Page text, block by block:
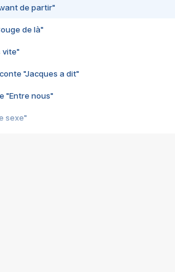
de partir"
de là"
vite"
"Jacques a dit"
"Entre nous"
sexe"